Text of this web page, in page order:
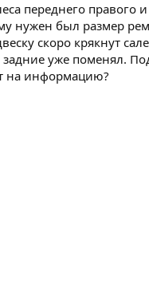
переднего правого
нужен был размер
скоро крякнут
уже поменял.
на информацию?